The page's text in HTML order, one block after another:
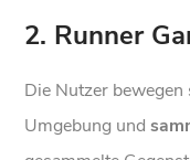
2. Runner
Die Nutzer
Umgebung und